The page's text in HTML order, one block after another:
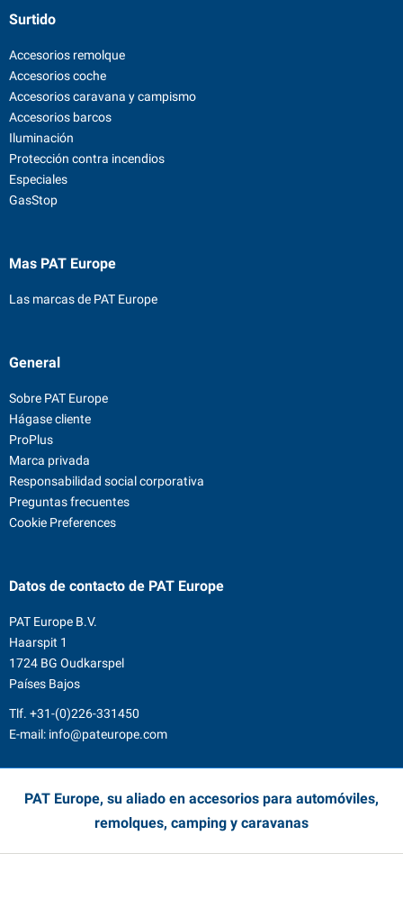
Surtido
Accesorios remolque
Accesorios coche
Accesorios caravana y campismo
Accesorios barcos
Iluminación
Protección contra incendios
Especiales
GasStop
Mas PAT Europe
Las marcas de PAT Europe
General
Sobre PAT Europe
Hágase cliente
ProPlus
Marca privada
Responsabilidad social corporativa
Preguntas frecuentes
Cookie Preferences
Datos de contacto de PAT Europe
PAT Europe B.V.
Haarspit 1
1724 BG Oudkarspel
Países Bajos
Tlf. +31-(0)226-331450
E-mail: info@pateurope.com
PAT Europe, su aliado en accesorios para automóviles,
remolques, camping y caravanas